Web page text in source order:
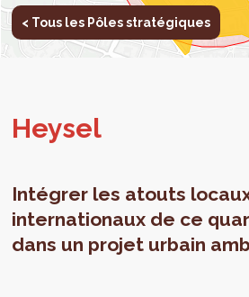
< Tous les Pôles stratégiques
Hey­sel
Intégrer les atouts
internationaux de ce
dans un projet urbain